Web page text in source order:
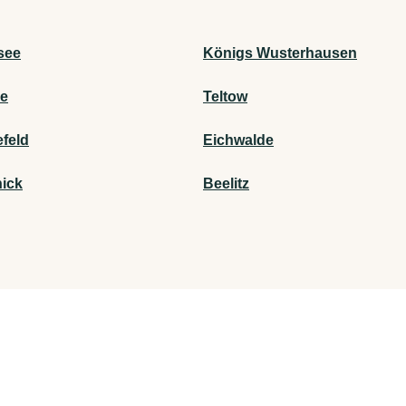
Königs Wusterhausen
Teltow
Eichwalde
Beelitz